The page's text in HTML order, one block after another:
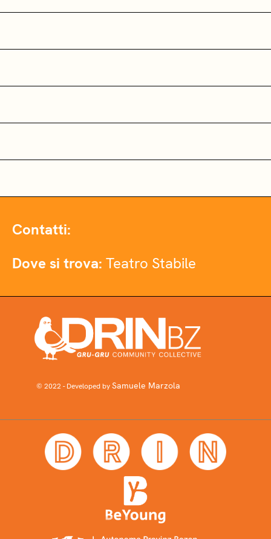
Contatti:
Dove si trova: Teatro Stabile
© 2022 - Developed bySamuele Marzola